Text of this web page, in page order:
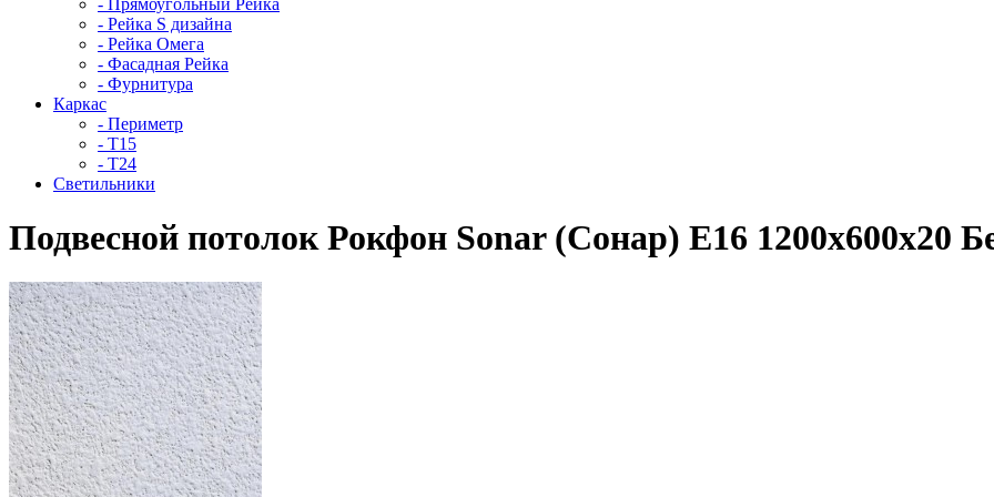
- Рейка S дизайна
- Рейка Омега
- Фасадная Рейка
- Фурнитура
Каркас
- Периметр
- Т15
- Т24
Светильники
Подвесной потолок Рокфон Sonar (Сонар) E16 1200x600x20